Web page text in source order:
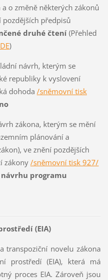
o změně některých zákonů
pozdějších předpisů
druhé čtení(Přehled
)
návrh, kterým se
republiky k vyslovení
dohoda /sněmovní tisk
zákona, kterým se mění
plánování a
ve znění pozdějších
zákony /sněmovní tisk 927/
programu
(EIA)
transpoziční novelu zákona
prostředí (EIA), která má
proces EIA. Zároveň jsou